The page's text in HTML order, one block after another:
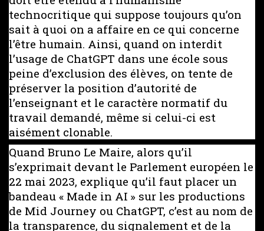
technocritique qui suppose toujours qu’on
sait à quoi on a affaire en ce qui concerne
l’être humain. Ainsi, quand on interdit
l’usage de ChatGPT dans une école sous
peine d’exclusion des élèves, on tente de
préserver la position d’autorité de
l’enseignant et le caractère normatif du
travail demandé, même si celui-ci est
aisément clonable.
Quand Bruno Le Maire, alors qu’il
s’exprimait devant le Parlement européen le
22 mai 2023, explique qu’il faut placer un
bandeau « Made in AI » sur les productions
de Mid Journey ou ChatGPT, c’est au nom de
la transparence, du signalement et de la